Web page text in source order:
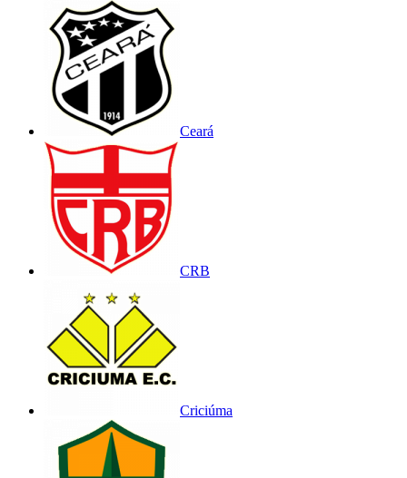
Ceará
CRB
Criciúma